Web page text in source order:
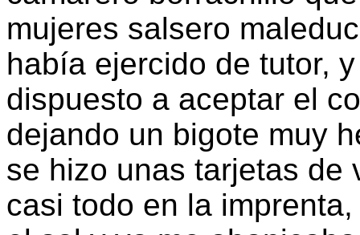
mujeres salsero
había ejercido de tutor,
dispuesto a aceptar el
dejando un bigote muy
se hizo unas tarjetas de
casi todo en la